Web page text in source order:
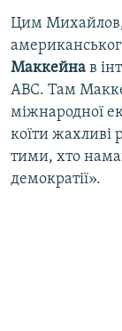
Цим Михайлов,
Маккейна в
АВС. Там
міжнародної
коїти жахливі
тими, хто
демократії».